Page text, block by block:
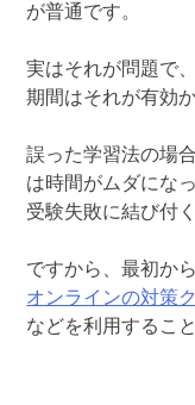
が普通です。
実はそれが問題で
期間はそれが有効
誤った学習法の場
は時間がムダにな
受験失敗に結び付
ですから、最初か
オンラインの対策
などを利用するこ